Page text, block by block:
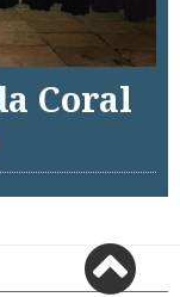
Coral